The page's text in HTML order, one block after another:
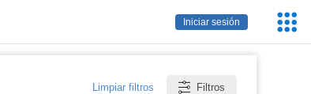
Iniciar sesión
Limpiar filtros Filtros